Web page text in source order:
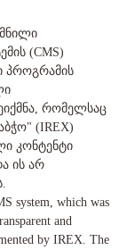
(CMS)
პროგრამის
რომელსაც
(IREX)
კონტენტი
ის არ
system, which was
and
by IREX. The